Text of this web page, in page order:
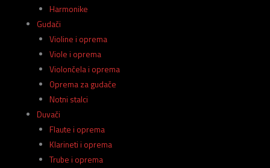
Harmonike
Gudači
Violine i oprema
Viole i oprema
Violončela i oprema
Oprema za gudače
Notni stalci
Duvači
Flaute i oprema
Klarineti i oprema
Trube i oprema